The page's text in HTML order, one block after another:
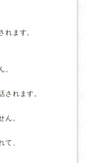
れます。
。
されます。
ん。
て、